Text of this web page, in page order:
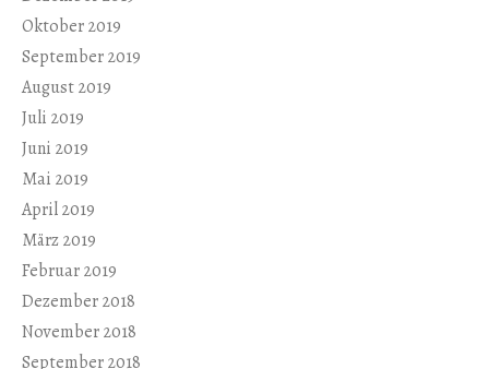
Oktober 2019
September 2019
August 2019
Juli 2019
Juni 2019
Mai 2019
April 2019
März 2019
Februar 2019
Dezember 2018
November 2018
September 2018